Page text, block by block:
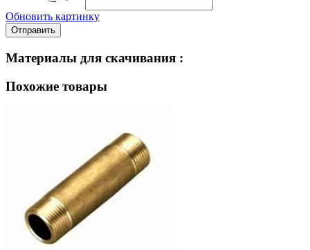
Обновить картинку
Отправить
Материалы для скачивания :
Похожие товары